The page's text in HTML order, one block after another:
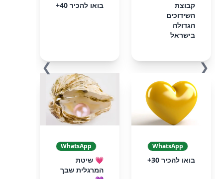
❮
קבוצת
השידוכים
הגדולה
בישראל
בואו להכיר 40+
WhatsApp
בואו להכיר 30+
WhatsApp
💗 שיטת
המרגלית שבך
❯